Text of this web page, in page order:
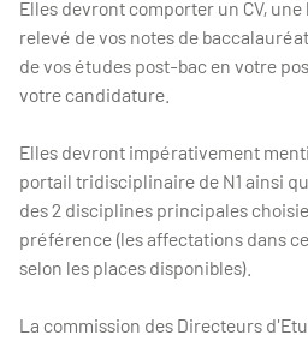
Elles devront comporter un CV,
relevé de vos notes de
de vos études post-bac en votre
votre candidature.
Elles devront impérativement
portail tridisciplinaire de N1 ainsi
des 2 disciplines principales
préférence (les affectations dans
selon les places disponibles).
La commission des Directeurs